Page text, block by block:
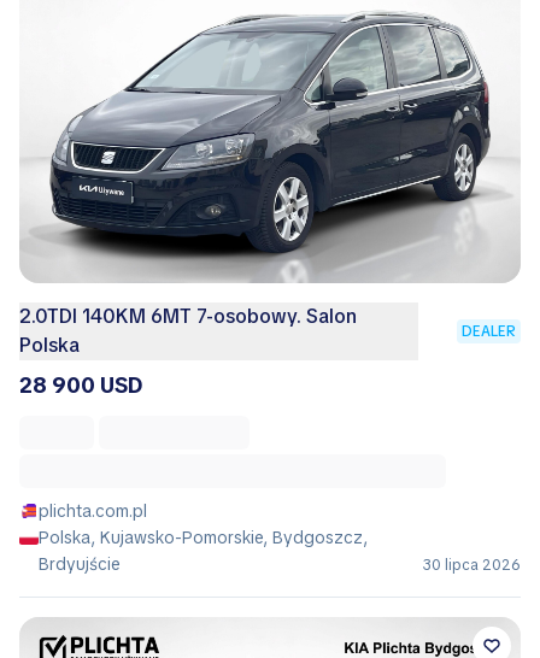
2.0TDI 140KM 6MT 7-osobowy. Salon
Polska
DEALER
28 900 USD
plichta.com.pl
Polska, Kujawsko-Pomorskie, Bydgoszcz,
Brdyujście
30 lipca 2026